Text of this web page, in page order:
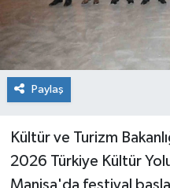
Paylaş
Kültür ve Turizm
2026 Türkiye Kültür
Manisa'da festival